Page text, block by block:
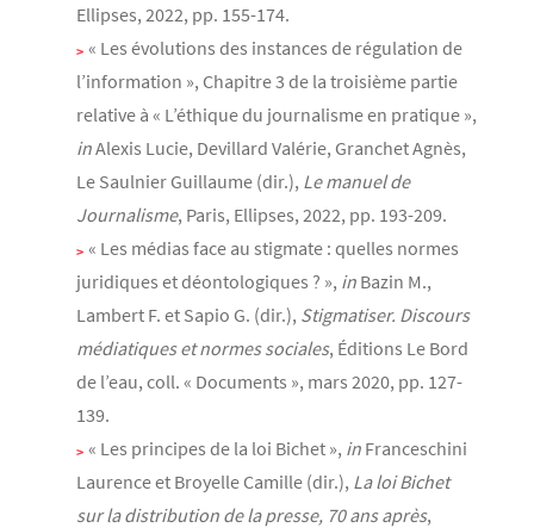
Ellipses, 2022, pp. 155-174.
« Les évolutions des instances de régulation de
l’information », Chapitre 3 de la troisième partie
relative à « L’éthique du journalisme en pratique »,
inAlexis Lucie, Devillard Valérie, Granchet Agnès,
Le Saulnier Guillaume (dir.), Le manuel de
Journalisme, Paris, Ellipses, 2022, pp. 193-209.
« Les médias face au stigmate : quelles normes
juridiques et déontologiques ? », in Bazin M.,
Lambert F. et Sapio G. (dir.), Stigmatiser. Discours
médiatiques et normes sociales, Éditions Le Bord
de l’eau, coll. « Documents », mars 2020, pp. 127-
139.
« Les principes de la loi Bichet », in Franceschini
Laurence et Broyelle Camille (dir.), La loi Bichet
sur la distribution de la presse, 70 ans après,